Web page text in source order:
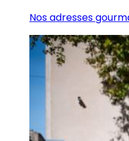
Nos adresses